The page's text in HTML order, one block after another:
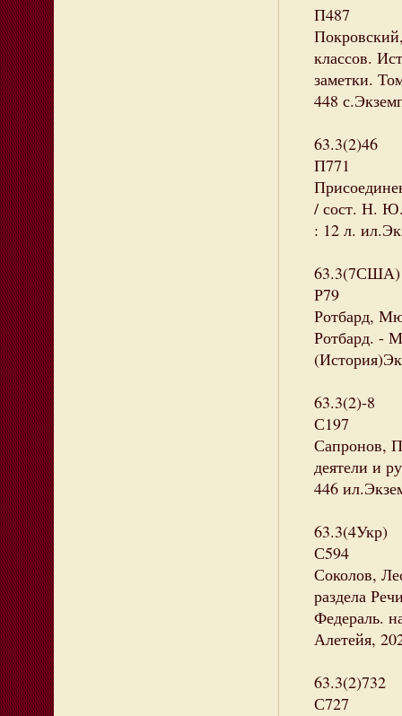
П487
классов.
заметки.
448
63.3(2)46
П771
/ сост. Н.
: 12 л.
63.3(7США)
Р79
Ротбард,
Ротбард. -
63.3(2)-8
С197
Сапронов,
деятели и
446
63.3(4Укр)
С594
Соколов,
раздела
Федераль.
Алетейя,
63.3(2)732
С727